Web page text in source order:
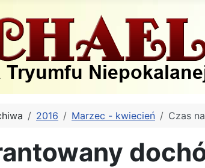
2016 Marzec - kwiecień Czas